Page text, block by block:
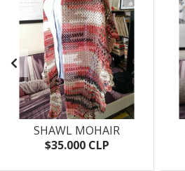
SHAWL MOHAIR
$35.000 CLP